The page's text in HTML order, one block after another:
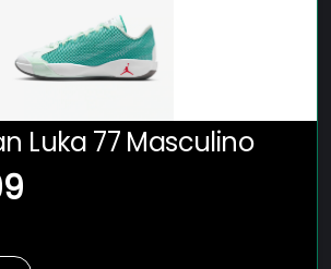
Luka 77 Masculino